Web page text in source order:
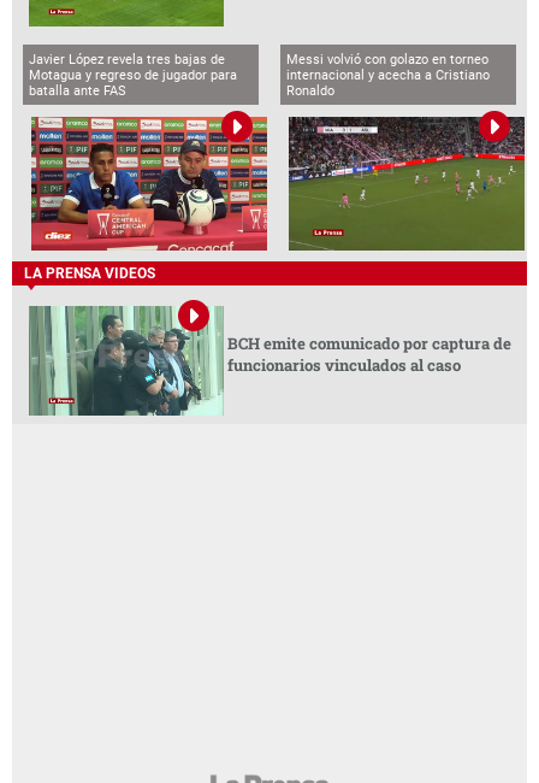
Javier López revela tres bajas de
Motagua y regreso de jugador para
batalla ante FAS
Messi volvió con golazo en torneo
internacional y acecha a Cristiano
Ronaldo
LA PRENSA VIDEOS
BCH emite comunicado por captura de
funcionarios vinculados al caso